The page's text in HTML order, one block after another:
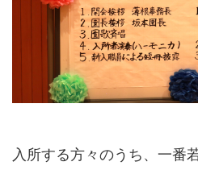
入所する方々のうち、一番